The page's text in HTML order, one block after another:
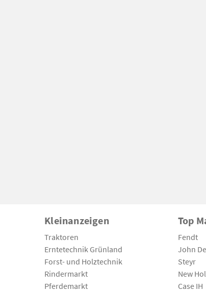
Kleinanzeigen
Traktoren
Erntetechnik Grünland
Forst- und Holztechnik
Rindermarkt
Pferdemarkt
Top
Fendt
John
Steyr
New
Case IH